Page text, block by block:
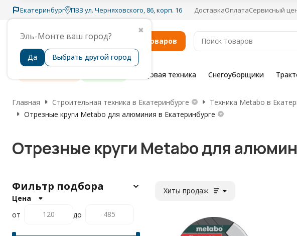
Екатеринбург
✖
Эль-Монте ваш город?
Да Выбрать другой город
ПВЗ ул. Черняховского, 86, корп. 16 ДоставкаОплатаСервисный
Каталог товаров
Садовая техника Снегоуборщики
Главная Строительная техника в Екатеринбурге Техника Metabo в
Отрезные круги Metabo для алюминия в Екатеринбурге
Отрезные круги Metabo для
Хиты продаж
Фильтр подбора
Цена
от
до